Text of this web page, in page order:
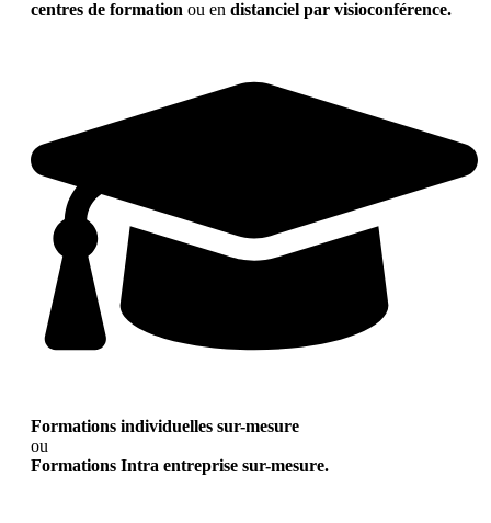
centres de formation ou en distanciel par visioconférence.
Formations individuelles sur-mesure
ou
Formations Intra entreprise sur-mesure.